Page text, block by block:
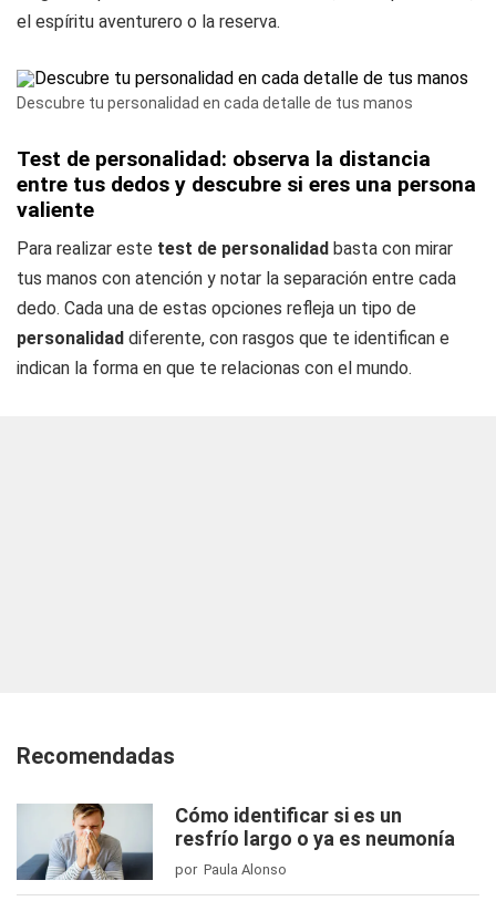
el espíritu aventurero o la reserva.
Descubre tu personalidad en cada detalle de tus manos
Test de personalidad: observa la distancia
entre tus dedos y descubre si eres una persona
valiente
Para realizar este test de personalidad basta con mirar
tus manos con atención y notar la separación entre cada
dedo. Cada una de estas opciones refleja un tipo de
personalidad diferente, con rasgos que te identifican e
indican la forma en que te relacionas con el mundo.
Recomendadas
Cómo identificar si es un
resfrío largo o ya es neumonía
por Paula Alonso